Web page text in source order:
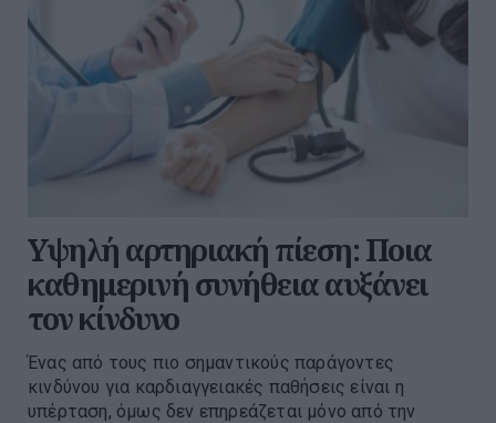
Υψηλή αρτηριακή πίεση: Ποια
καθημερινή συνήθεια αυξάνει
τον κίνδυνο
Ένας από τους πιο σημαντικούς παράγοντες
κινδύνου για καρδιαγγειακές παθήσεις είναι η
υπέρταση, όμως δεν επηρεάζεται μόνο από την